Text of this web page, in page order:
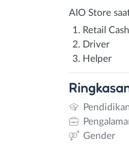
AIO Store
Retail
Driver
Helper
Gender